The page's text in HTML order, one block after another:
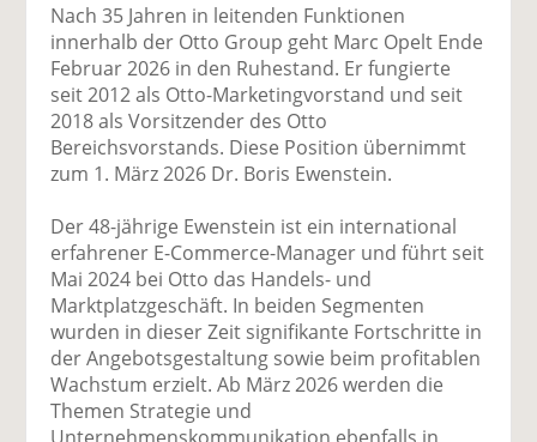
a
uf
F
ac
e
b
o
k
te
il
e
n
t
wi
tt
er
a
uf
Li
n
k
e
n
te
il
n
p
er
E
m
l
er
se
n
e
n
D
ru
e
n
Nach 35 Jahren in leitenden Funktionen
innerhalb der Otto Group geht Marc Opelt Ende
Februar 2026 in den Ruhestand. Er fungierte
seit 2012 als Otto-Marketingvorstand und seit
2018 als Vorsitzender des Otto
Bereichsvorstands. Diese Position übernimmt
zum 1. März 2026 Dr. Boris Ewenstein.
Der 48-jährige Ewenstein ist ein international
erfahrener E-Commerce-Manager und führt seit
Mai 2024 bei Otto das Handels- und
Marktplatzgeschäft. In beiden Segmenten
wurden in dieser Zeit signifikante Fortschritte in
der Angebotsgestaltung sowie beim profitablen
Wachstum erzielt. Ab März 2026 werden die
Themen Strategie und
Unternehmenskommunikation ebenfalls in